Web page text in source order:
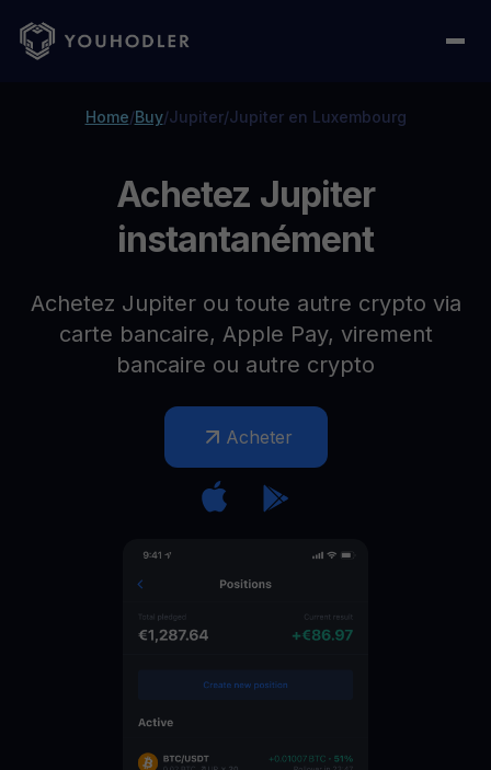
Home/Buy/Jupiter/Jupiter en Luxembourg
Achetez Jupiter
instantanément
Achetez Jupiter ou toute autre crypto via
carte bancaire, Apple Pay, virement
bancaire ou autre crypto
Acheter